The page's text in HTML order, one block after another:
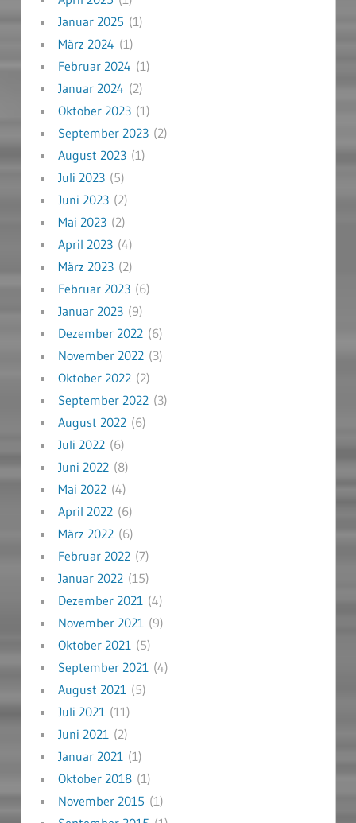
Januar 2025 (1)
März 2024 (1)
Februar 2024 (1)
Januar 2024 (2)
Oktober 2023(1)
September 2023(2)
August 2023(1)
Juli 2023(5)
Juni 2023(2)
Mai 2023(2)
April 2023(4)
März 2023(2)
Februar 2023(6)
Januar 2023(9)
Dezember 2022(6)
November 2022(3)
Oktober 2022(2)
September 2022(3)
August 2022(6)
Juli 2022(6)
Juni 2022(8)
Mai 2022(4)
April 2022(6)
März 2022(6)
Februar 2022(7)
Januar 2022(15)
Dezember 2021 (4)
November 2021 (9)
Oktober 2021 (5)
September 2021 (4)
August 2021 (5)
Juli 2021 (11)
Juni 2021 (2)
Januar 2021 (1)
Oktober 2018(1)
November 2015 (1)